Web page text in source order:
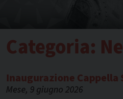
Categoria:
Inaugurazione Cappella
Mese, 9 giugno 2026